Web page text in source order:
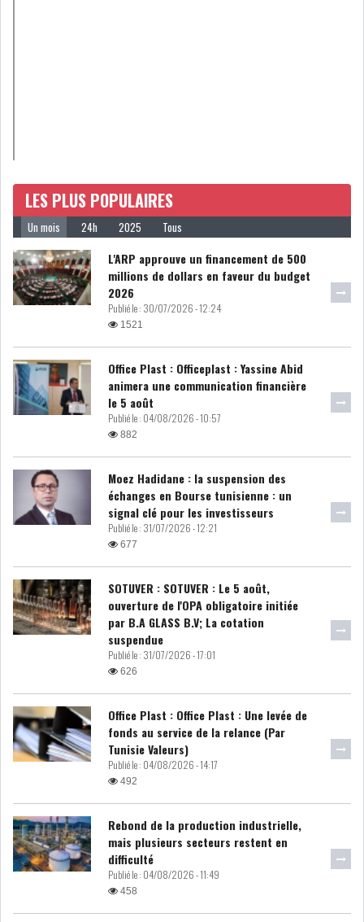
DONNÉES
MACROÉCONOMIQUES
LE DÉFICIT COURANT SE
CREUSE À NOUVEAU,...
5,1% EN...
POLITIQUE
PRÉSIDENTIELLES
GOUVERNEMENT
DIVERS
ASSEMBLÉE DES
L'INDUS...
LES PLUS POPULAIRES
Un mois 24h 2025 Tous
L'ARP approuve un financement de 500
millions de dollars en faveur du budget
2026
Publié le : 30/07/2026 - 12:24
1521
Office Plast : Officeplast : Yassine Abid
animera une communication financière
le 5 août
Publié le : 04/08/2026 - 10:57
882
Moez Hadidane : la suspension des
échanges en Bourse tunisienne : un
signal clé pour les investisseurs
Publié le : 31/07/2026 - 12:21
677
SOTUVER : SOTUVER : Le 5 août,
ouverture de l'OPA obligatoire initiée
par B.A GLASS B.V; La cotation
suspendue
Publié le : 31/07/2026 - 17:01
626
Office Plast : Office Plast : Une levée de
fonds au service de la relance (Par
Tunisie Valeurs)
Publié le : 04/08/2026 - 14:17
492
Rebond de la production industrielle,
mais plusieurs secteurs restent en
difficulté
Publié le : 04/08/2026 - 11:49
458